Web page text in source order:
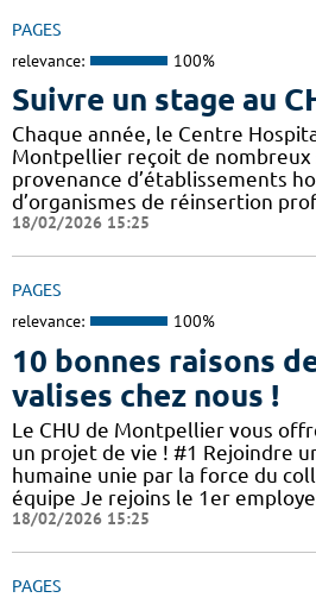
PAGES
relevance: 100%
Suivre un stage au
Chaque année, le Centre
Montpellier reçoit de nombreux
provenance d’établissements
d’organismes de réinsertion
18/02/2026 15:25
PAGES
relevance: 100%
10 bonnes raisons
valises chez nous !
Le CHU de Montpellier vous
un projet de vie ! #1 Rejoindre
humaine unie par la force du
équipe Je rejoins le 1er
18/02/2026 15:25
PAGES